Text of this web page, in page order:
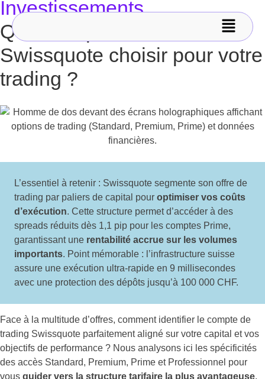
Investissements
Quel compte forex
Swissquote choisir pour votre
trading ?
L’essentiel à retenir : Swissquote segmente son offre de
trading par paliers de capital pour optimiser vos coûts
d’exécution. Cette structure permet d’accéder à des
spreads réduits dès 1,1 pip pour les comptes Prime,
garantissant une rentabilité accrue sur les volumes
importants. Point mémorable : l’infrastructure suisse
assure une exécution ultra-rapide en 9 millisecondes
avec une protection des dépôts jusqu’à 100 000 CHF.
Face à la multitude d’offres, comment identifier le compte de
trading Swissquote parfaitement aligné sur votre capital et vos
objectifs de performance ? Nous analysons ici les spécificités
des accès Standard, Premium, Prime et Professionnel pour
vous guider vers la structure tarifaire la plus avantageuse.